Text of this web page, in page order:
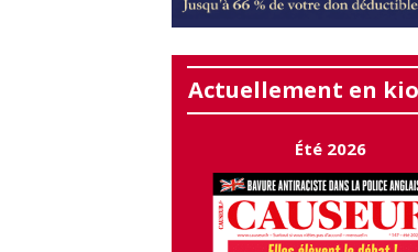
Actuellement en
Été 2026